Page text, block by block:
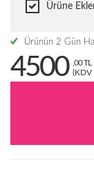
Ürüne
Ürünün 2 Gün
4500
,00 TL
(KDV